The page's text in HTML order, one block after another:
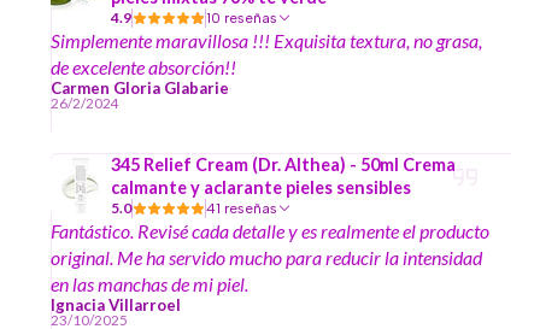
4.9 10 reseñas
Simplemente maravillosa !!! Exquisita textura, no grasa,
de excelente absorción!!
Carmen Gloria Glabarie
26/2/2024
345 Relief Cream (Dr. Althea) - 50ml Crema
calmante y aclarante pieles sensibles
5.0 41 reseñas
Fantástico. Revisé cada detalle y es realmente el producto
original. Me ha servido mucho para reducir la intensidad
en las manchas de mi piel.
Ignacia Villarroel
23/10/2025